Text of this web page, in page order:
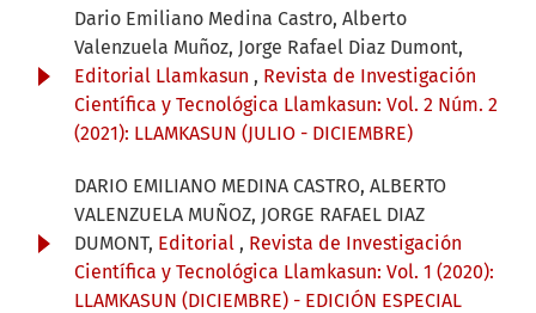
Dario Emiliano Medina Castro, Alberto
Valenzuela Muñoz, Jorge Rafael Diaz Dumont,
Editorial Llamkasun , Revista de Investigación
Científica y Tecnológica Llamkasun: Vol. 2 Núm. 2
(2021): LLAMKASUN (JULIO - DICIEMBRE)
DARIO EMILIANO MEDINA CASTRO, ALBERTO
VALENZUELA MUÑOZ, JORGE RAFAEL DIAZ
DUMONT, Editorial , Revista de Investigación
Científica y Tecnológica Llamkasun: Vol. 1 (2020):
LLAMKASUN (DICIEMBRE) - EDICIÓN ESPECIAL